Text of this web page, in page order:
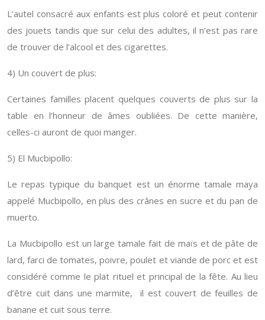
L’autel consacré aux enfants est plus coloré et peut contenir
des jouets tandis que sur celui des adultes, il n’est pas rare
de trouver de l’alcool et des cigarettes.
4) Un couvert de plus:
Certaines familles placent quelques couverts de plus sur la
table en l’honneur de âmes oubliées. De cette manière,
celles-ci auront de quoi manger.
5) El Mucbipollo:
Le repas typique du banquet est un énorme tamale maya
appelé Mucbipollo, en plus des crânes en sucre et du pan de
muerto.
La Mucbipollo est un large tamale fait de maïs et de pâte de
lard, farci de tomates, poivre, poulet et viande de porc et est
considéré comme le plat rituel et principal de la fête. Au lieu
d’être cuit dans une marmite, il est couvert de feuilles de
banane et cuit sous terre.